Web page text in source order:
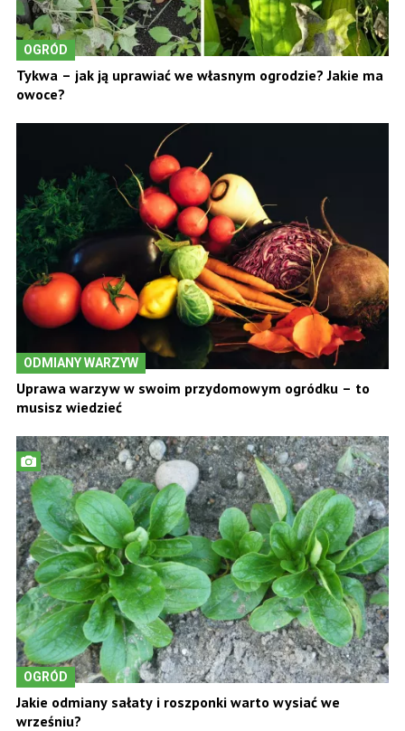
OGRÓD
Tykwa – jak ją uprawiać we własnym ogrodzie? Jakie ma
owoce?
ODMIANY WARZYW
Uprawa warzyw w swoim przydomowym ogródku – to
musisz wiedzieć
OGRÓD
Jakie odmiany sałaty i roszponki warto wysiać we
wrześniu?